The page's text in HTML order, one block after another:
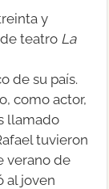
y
teatro La
de su país.
como actor,
llamado
tuvieron
verano de
al joven